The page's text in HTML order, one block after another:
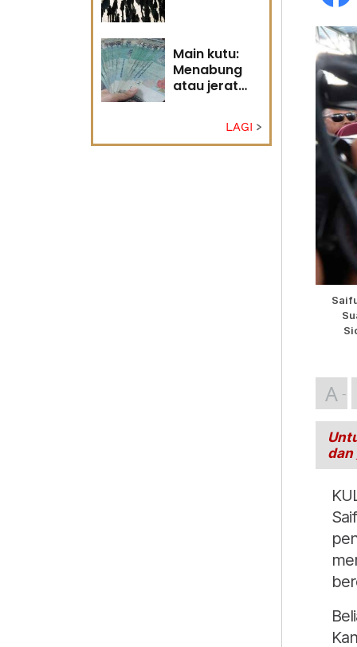
Main kutu:
Menabung
atau jerat
LAGI
A
dan